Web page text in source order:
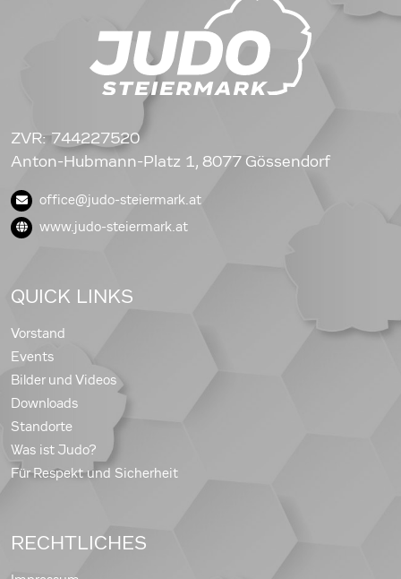
ZVR: 744227520
Anton-Hubmann-Platz 1, 8077 Gössendorf
office@judo-steiermark.at
www.judo-steiermark.at
QUICK LINKS
Vorstand
Events
Bilder und Videos
Downloads
Standorte
Was ist Judo?
Für Respekt und Sicherheit
RECHTLICHES